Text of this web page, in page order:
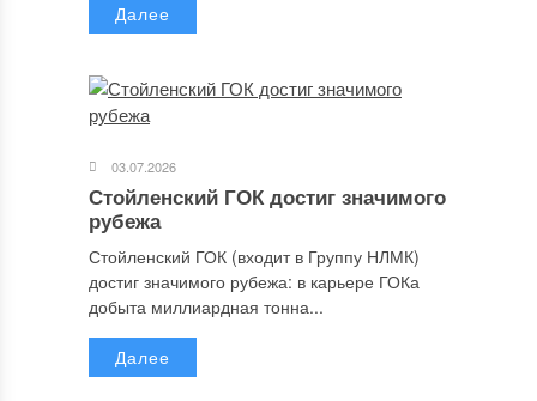
Далее
03.07.2026
Стойленский ГОК достиг значимого
рубежа
Стойленский ГОК (входит в Группу НЛМК)
достиг значимого рубежа: в карьере ГОКа
добыта миллиардная тонна...
Далее